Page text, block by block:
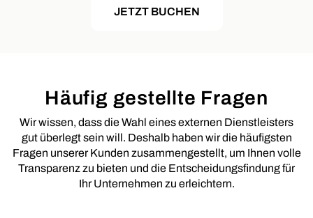
JETZT BUCHEN
Häufig gestellte Fragen
Wir wissen, dass die Wahl eines externen Dienstleisters
gut überlegt sein will. Deshalb haben wir die häufigsten
Fragen unserer Kunden zusammengestellt, um Ihnen volle
Transparenz zu bieten und die Entscheidungsfindung für
Ihr Unternehmen zu erleichtern.